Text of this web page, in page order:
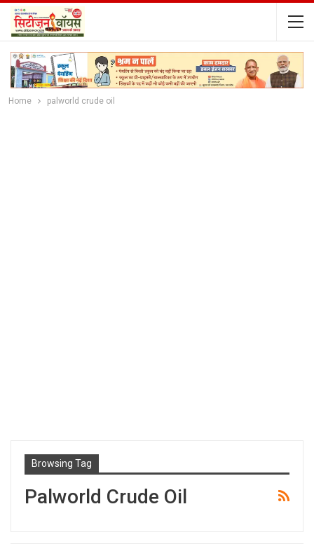
Home palworld crude oil
Browsing Tag
Palworld Crude Oil